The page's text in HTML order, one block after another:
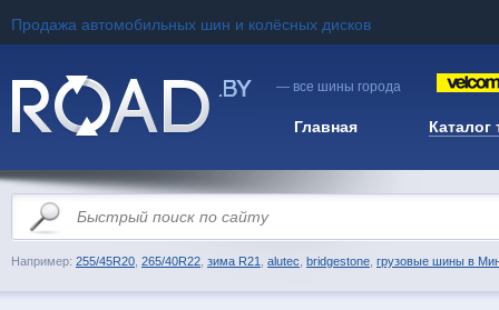
Продажа автомобильных шин и колёсных дисков
— все шины города
Главная Каталог
Например: 255/45R20 265/40R22 зима R21 alutec bridgestone грузовые шины в